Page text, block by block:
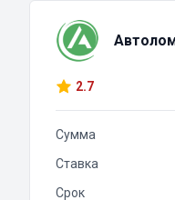
2.7
Сумма
Ставка
Срок